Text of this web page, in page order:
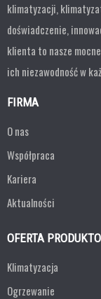
klimatyzacji,
doświadczenie,
klienta to nasze
ich niezawodność w
FIRMA
O nas
Współpraca
Kariera
Aktualności
OFERTA
Klimatyzacja
Ogrzewanie